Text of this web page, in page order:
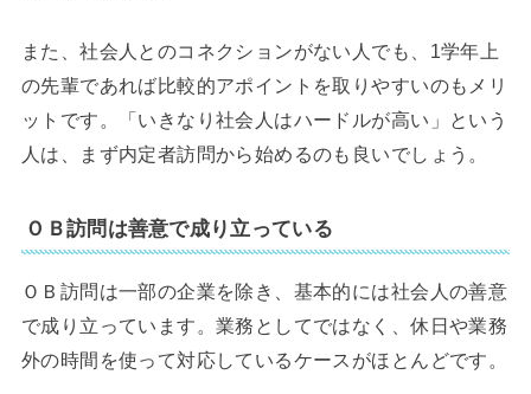
また、社会人とのコネクションがない人でも、1学年上
の先輩であれば比較的アポイントを取りやすいのもメリ
ットです。「いきなり社会人はハードルが高い」という
人は、まず内定者訪問から始めるのも良いでしょう。
ＯＢ訪問は善意で成り立っている
ＯＢ訪問は一部の企業を除き、基本的には社会人の善意
で成り立っています。業務としてではなく、休日や業務
外の時間を使って対応しているケースがほとんどです。